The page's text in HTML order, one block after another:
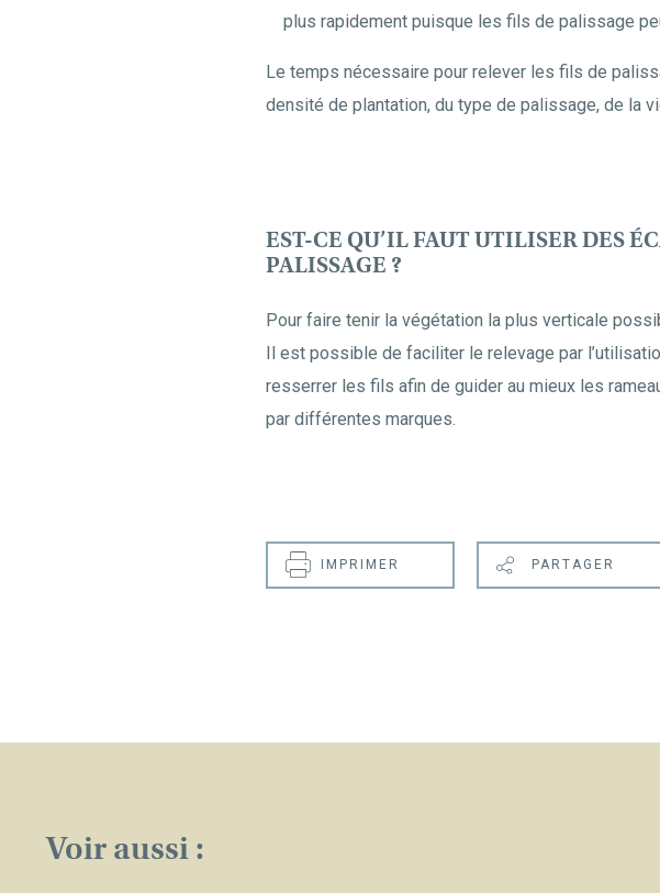
plus rapidement puisque les fils de palissage
Le temps nécessaire pour relever les fils de
densité de plantation, du type de palissage, de la
EST-CE QU’IL FAUT UTILISER DES
PALISSAGE ?
Pour faire tenir la végétation la plus verticale
Il est possible de faciliter le relevage par
resserrer les fils afin de guider au mieux les
par différentes marques.
IMPRIMER PARTAGER
Voir aussi :